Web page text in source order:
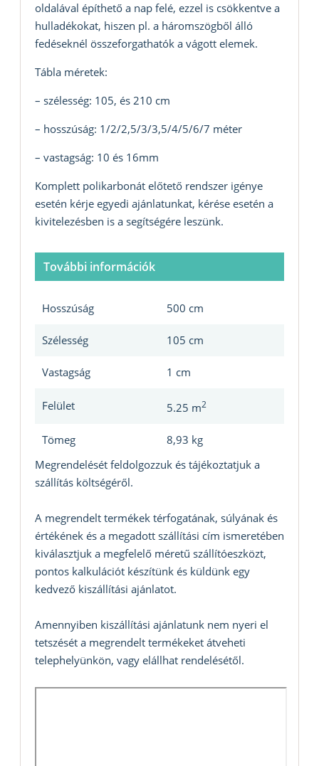
oldalával építhető a nap felé, ezzel is csökkentve a
hulladékokat, hiszen pl. a háromszögből álló
fedéseknél összeforgathatók a vágott elemek.
Tábla méretek:
– szélesség: 105, és 210 cm
– hosszúság: 1/2/2,5/3/3,5/4/5/6/7 méter
– vastagság: 10 és 16mm
Komplett polikarbonát előtető rendszer igénye
esetén kérje egyedi ajánlatunkat, kérése esetén a
kivitelezésben is a segítségére leszünk.
További információk
Hosszúság 500 cm
Szélesség 105 cm
Vastagság 1 cm
Felület 5.25 m2
Tömeg
8,93 kg
Megrendelését feldolgozzuk és tájékoztatjuk a
szállítás költségéről.
A megrendelt termékek térfogatának, súlyának és
értékének és a megadott szállítási cím ismeretében
kiválasztjuk a megfelelő méretű szállítóeszközt,
pontos kalkulációt készítünk és küldünk egy
kedvező kiszállítási ajánlatot.
Amennyiben kiszállítási ajánlatunk nem nyeri el
tetszését a megrendelt termékeket átveheti
telephelyünkön, vagy elállhat rendelésétől.